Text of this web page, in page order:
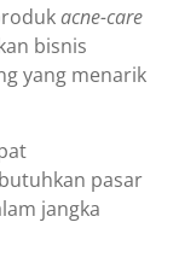
acne-care
bisnis
yang menarik
pasar
jangka